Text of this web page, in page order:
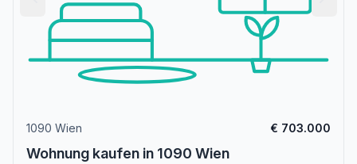
1090 Wien € 703.000
Wohnung kaufen in 1090 Wien